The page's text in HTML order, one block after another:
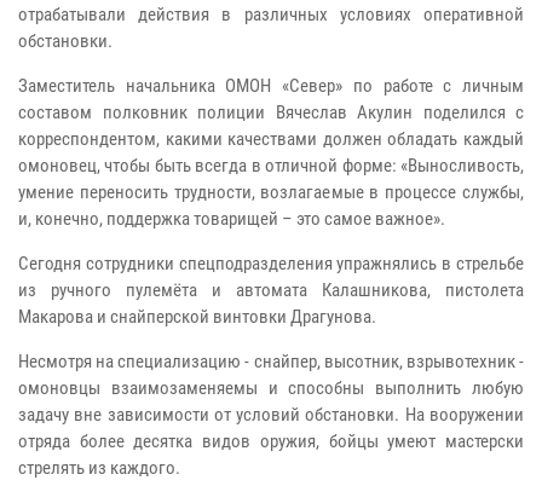
отрабатывали действия в различных условиях оперативной
обстановки.
Заместитель начальника ОМОН «Север» по работе с личным
составом полковник полиции Вячеслав Акулин поделился с
корреспондентом, какими качествами должен обладать каждый
омоновец, чтобы быть всегда в отличной форме: «Выносливость,
умение переносить трудности, возлагаемые в процессе службы,
и, конечно, поддержка товарищей – это самое важное».
Сегодня сотрудники спецподразделения упражнялись в стрельбе
из ручного пулемёта и автомата Калашникова, пистолета
Макарова и снайперской винтовки Драгунова.
Несмотря на специализацию - снайпер, высотник, взрывотехник -
омоновцы взаимозаменяемы и способны выполнить любую
задачу вне зависимости от условий обстановки. На вооружении
отряда более десятка видов оружия, бойцы умеют мастерски
стрелять из каждого.